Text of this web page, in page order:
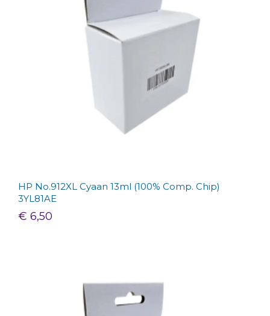
HP No.912XL Cyaan 13ml (100% Comp. Chip)
3YL81AE
€ 6,50